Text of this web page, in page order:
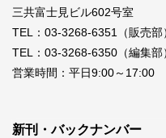
三共富士見ビル602号室
TEL：03-3268-6351（販売部
TEL：03-3268-6350（編集部
営業時間：平日9:00～17:00
新刊・バックナンバー